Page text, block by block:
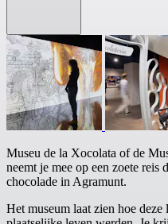
Museu de la Xocolata of de
neemt je mee op een zoete reis
chocolade in Agramunt.
Het museum laat zien hoe